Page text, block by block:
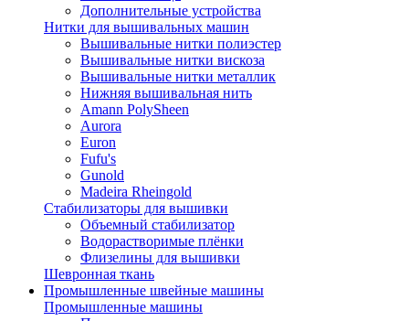
Дополнительные устройства
Нитки для вышивальных машин
Вышивальные нитки полиэстер
Вышивальные нитки вискоза
Вышивальные нитки металлик
Нижняя вышивальная нить
Amann PolySheen
Aurora
Euron
Fufu's
Gunold
Madeira Rheingold
Стабилизаторы для вышивки
Объемный стабилизатор
Водорастворимые плёнки
Флизелины для вышивки
Шевронная ткань
Промышленные швейные машины
Промышленные машины